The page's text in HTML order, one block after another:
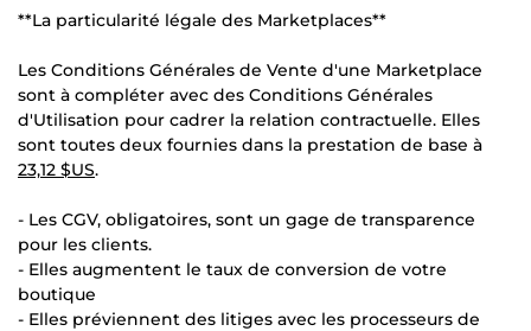
**La particularité légale des Marketplaces**
Les Conditions Générales de Vente d'une Marketplace
sont à compléter avec des Conditions Générales
d'Utilisation pour cadrer la relation contractuelle. Elles
sont toutes deux fournies dans la prestation de base à
23,12 $US.
- Les CGV, obligatoires, sont un gage de transparence
pour les clients.
- Elles augmentent le taux de conversion de votre
boutique
- Elles préviennent des litiges avec les processeurs de